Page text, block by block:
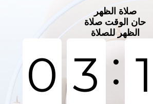
صلاة الظهر
حان الوقت صلاة
الظهر للصلاة
0 3 : 1